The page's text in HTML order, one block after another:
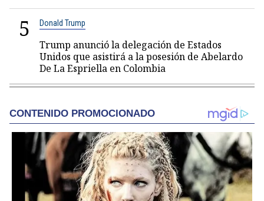
5 Donald Trump
Trump anunció la delegación de Estados
Unidos que asistirá a la posesión de Abelardo
De La Espriella en Colombia